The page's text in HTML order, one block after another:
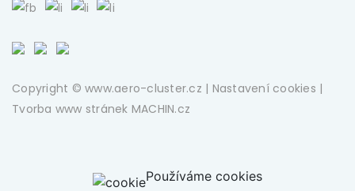
Copyright © www.aero-cluster.cz | Nastavení cookies |
Tvorba www stránek MACHIN.cz
Používáme cookies